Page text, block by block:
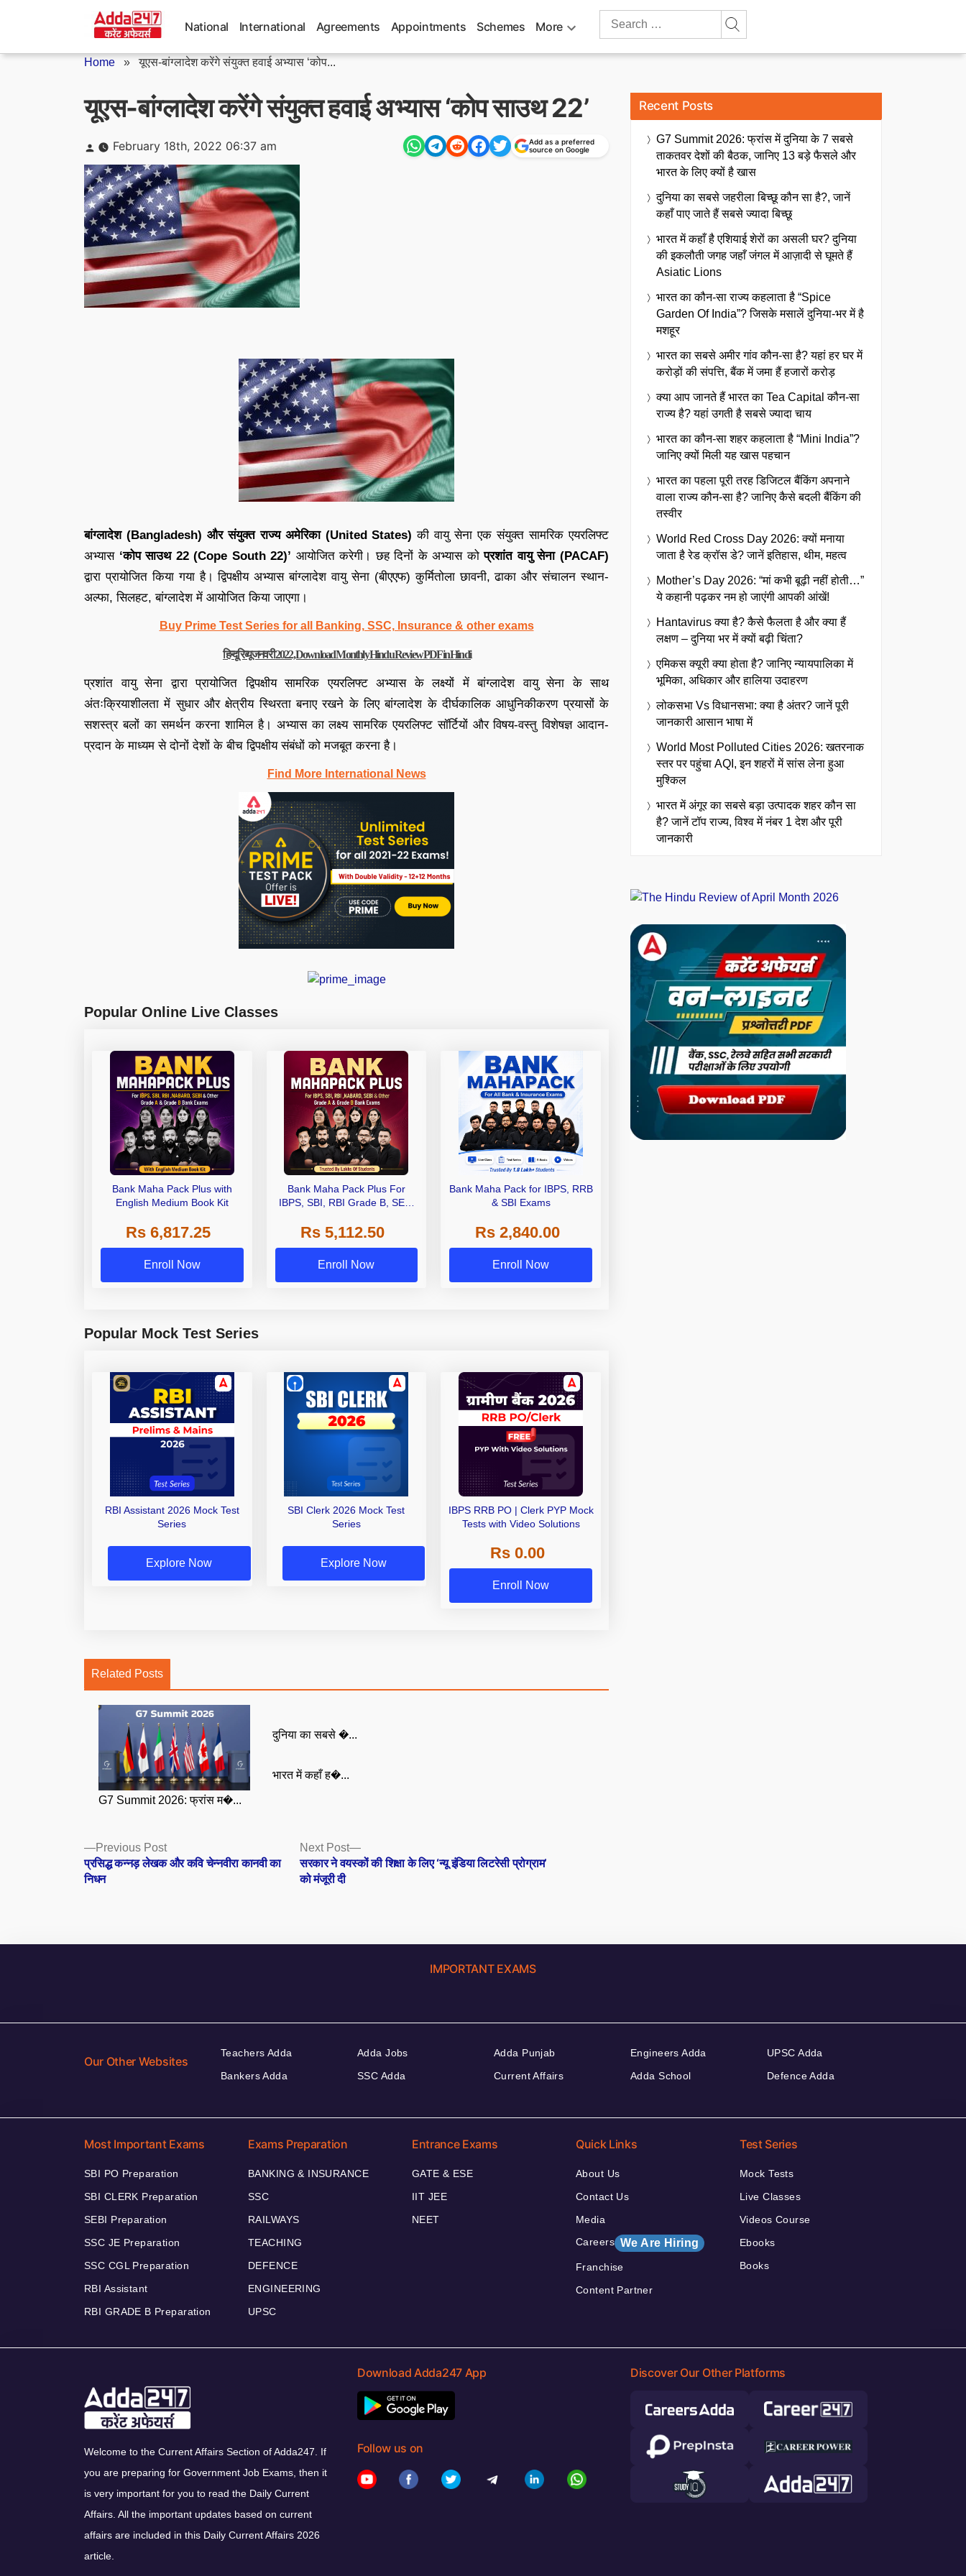
National International Agreements Appointments Schemes More
Search
Home »यूएस-बांग्लादेश करेंगे संयुक्त हवाई अभ्यास ‘कोप...
यूएस-बांग्लादेश करेंगे संयुक्त हवाई अभ्यास ‘कोप साउथ 22’
Posted
by
February 18th, 2022 06:37 am
Add as a preferred
source on Google
बांग्लादेश (Bangladesh) और संयुक्त राज्य अमेरिका (United States) की वायु सेना एक संयुक्त सामरिक एयरलिफ्ट
अभ्यास ‘कोप साउथ 22 (Cope South 22)’ आयोजित करेगी। छह दिनों के अभ्यास कोप्रशांत वायु सेना (PACAF)
द्वारा प्रायोजित किया गया है। द्विपक्षीय अभ्यास बांग्लादेश वायु सेना (बीएएफ) कुर्मितोला छावनी, ढाका और संचालन स्थान-
अल्फा, सिलहट, बांग्लादेश में आयोजित किया जाएगा।
Buy Prime Test Series for all Banking, SSC, Insurance & other exams
हिन्दू रिव्यू जनवरी 2022, Download Monthly Hindu Review PDF in Hindi
प्रशांत वायु सेना द्वारा प्रायोजित द्विपक्षीय सामरिक एयरलिफ्ट अभ्यास के लक्ष्यों में बांग्लादेश वायु सेना के साथ
अंतःक्रियाशीलता में सुधार और क्षेत्रीय स्थिरता बनाए रखने के लिए बांग्लादेश के दीर्घकालिक आधुनिकीकरण प्रयासों के
सशस्त्र बलों का समर्थन करना शामिल है। अभ्यास का लक्ष्य सामरिक एयरलिफ्ट सॉर्टियों और विषय-वस्तु विशेषज्ञ आदान-
प्रदान के माध्यम से दोनों देशों के बीच द्विपक्षीय संबंधों को मजबूत करना है।
Find More International News
Popular Online Live Classes
Bank Maha Pack Plus with
English Medium Book Kit
Rs 6,817.25
Enroll Now
Bank Maha Pack Plus For
IBPS, SBI, RBI Grade B, SEBI
Other Grade A & Grade B Bank
Exams
Rs 5,112.50
Enroll Now
Bank Maha Pack for IBPS, RRB
& SBI Exams
Rs 2,840.00
Enroll Now
Popular Mock Test Series
RBI Assistant 2026 Mock Test
Series
Explore Now
SBI Clerk 2026 Mock Test
Series
Explore Now
IBPS RRB PO | Clerk PYP Mock
Tests with Video Solutions
Rs 0.00
Enroll Now
Related Posts
G7 Summit 2026: फ्रांस म�...
दुनिया का सबसे �...
भारत में कहाँ ह�...
Posts
navigation
Previous PostPrevious
post:
प्रसिद्ध कन्नड़ लेखक और कवि चेन्नवीरा कानवी का
निधन
Next Post
Next
post:
सरकार ने वयस्कों की शिक्षा के लिए ‘न्यू इंडिया लिटरेसी प्रोग्राम’
को मंजूरी दी
Recent Posts
G7 Summit 2026: फ्रांस में दुनिया के 7 सबसे
ताकतवर देशों की बैठक, जानिए 13 बड़े फैसले और
भारत के लिए क्यों है खास
दुनिया का सबसे जहरीला बिच्छू कौन सा है?, जानें
कहाँ पाए जाते हैं सबसे ज्यादा बिच्छू
भारत में कहाँ है एशियाई शेरों का असली घर? दुनिया
की इकलौती जगह जहाँ जंगल में आज़ादी से घूमते हैं
Asiatic Lions
भारत का कौन-सा राज्य कहलाता है “Spice
Garden Of India”? जिसके मसालें दुनिया-भर में है
मशहूर
भारत का सबसे अमीर गांव कौन-सा है? यहां हर घर में
करोड़ों की संपत्ति, बैंक में जमा हैं हजारों करोड़
क्या आप जानते हैं भारत का Tea Capital कौन-सा
राज्य है? यहां उगती है सबसे ज्यादा चाय
भारत का कौन-सा शहर कहलाता है “Mini India”?
जानिए क्यों मिली यह खास पहचान
भारत का पहला पूरी तरह डिजिटल बैंकिंग अपनाने
वाला राज्य कौन-सा है? जानिए कैसे बदली बैंकिंग की
तस्वीर
World Red Cross Day 2026: क्यों मनाया
जाता है रेड क्रॉस डे? जानें इतिहास, थीम, महत्व
Mother’s Day 2026: “मां कभी बूढ़ी नहीं होती…”
ये कहानी पढ़कर नम हो जाएंगी आपकी आंखें!
Hantavirus क्या है? कैसे फैलता है और क्या हैं
लक्षण – दुनिया भर में क्यों बढ़ी चिंता?
एमिकस क्यूरी क्या होता है? जानिए न्यायपालिका में
भूमिका, अधिकार और हालिया उदाहरण
लोकसभा Vs विधानसभा: क्या है अंतर? जानें पूरी
जानकारी आसान भाषा में
World Most Polluted Cities 2026: खतरनाक
स्तर पर पहुंचा AQI, इन शहरों में सांस लेना हुआ
मुश्किल
भारत में अंगूर का सबसे बड़ा उत्पादक शहर कौन सा
है? जानें टॉप राज्य, विश्व में नंबर 1 देश और पूरी
जानकारी
IMPORTANT EXAMS
Our Other Websites
Teachers Adda
Bankers Adda
Adda Jobs
SSC Adda
Adda Punjab
Current Affairs
Engineers Adda
Adda School
UPSC Adda
Defence Adda
Most Important Exams
SBI PO Preparation
SBI CLERK Preparation
SEBI Preparation
SSC JE Preparation
SSC CGL Preparation
RBI Assistant
RBI GRADE B Preparation
Exams Preparation
BANKING & INSURANCE
SSC
RAILWAYS
TEACHING
DEFENCE
ENGINEERING
UPSC
Entrance Exams
GATE & ESE
IIT JEE
NEET
Quick Links
About Us
Contact Us
Media
Careers We Are Hiring
Franchise
Content Partner
Test Series
Mock Tests
Live Classes
Videos Course
Ebooks
Books
Welcome to the Current Affairs Section of Adda247. If
you are preparing for Government Job Exams, then it
is very important for you to read the Daily Current
Affairs. All the important updates based on current
affairs are included in this Daily Current Affairs 2026
article.
Download Adda247 App
Follow us on
Discover Our Other Platforms